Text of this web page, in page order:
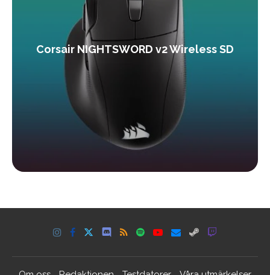
Corsair NIGHTSWORD v2 Wireless SD